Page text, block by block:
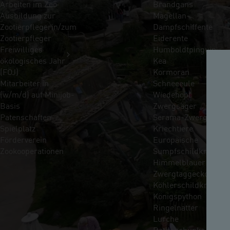
Arbeiten im Zoo
Ausbildung zur
Zootierpflegerin/zum
Zootierpfleger
Freiwilliges
ökologisches Jahr
(FÖJ)
Mitarbeiter:in
(w/m/d) auf Minijob-
Basis
Patenschaften
Spielplatz
Förderverein
Zookooperationen
Brandgans
Magellan-
Dampfschiffente
Eiderente
Humboldtpinguin
Kea
Kormoran
Schneeeule
Wiedehopf
Zwergsäger
Serama-
Kriechtiere
Europäische
Sumpfschildkröte
Himmelblauer
Zwergtaggecko
Köhlerschildkröte
Königspython
Ringelnatter
Lurche